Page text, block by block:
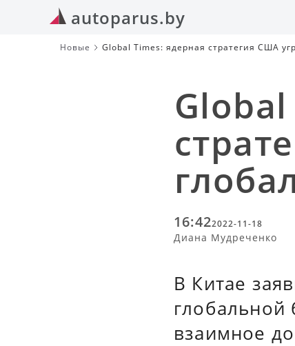
autoparus.by
Новые Global Times: ядерная стратегия США
16:422022-11-18
Диана Мудреченко
В Китае
глобальной
взаимное